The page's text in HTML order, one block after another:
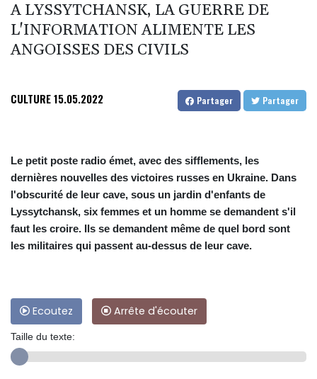
A LYSSYTCHANSK, LA GUERRE DE
L'INFORMATION ALIMENTE LES
ANGOISSES DES CIVILS
CULTURE15.05.2022 Partager Partager
Le petit poste radio émet, avec des sifflements, les
dernières nouvelles des victoires russes en Ukraine. Dans
l'obscurité de leur cave, sous un jardin d'enfants de
Lyssytchansk, six femmes et un homme se demandent s'il
faut les croire. Ils se demandent même de quel bord sont
les militaires qui passent au-dessus de leur cave.
Ecoutez Arrête d'écouter
Taille du texte: